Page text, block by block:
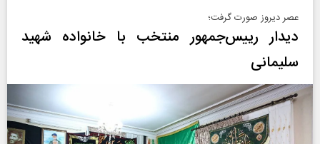
عصر دیروز صورت گرفت؛
دیدار رییس‌جمهور منتخب با خانواده شهید
سلیمانی